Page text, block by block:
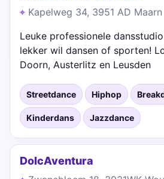
Kapelweg 34, 3951 AD Maarn
Leuke professionele
lekker wil dansen of sporten!
Doorn, Austerlitz en Leusden
Streetdance Hiphop
Kinderdans Jazzdance
DolcAventura